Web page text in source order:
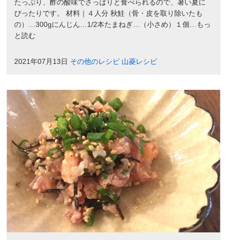
たっぷり、酢の酸味でさっぱりと食べられるので、暑い夏に
ぴったりです。 材料｜４人分 秋鮭（骨・皮を取り除いたも
の）…300gにんじん…1/2本たまねぎ…（小さめ）１個…もっ
と読む
2021年07月13日 その他のレシピ 山菱レシピ